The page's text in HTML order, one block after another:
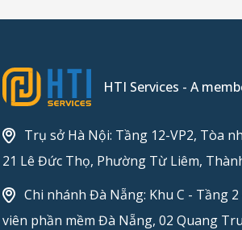
HTI Services - A
Trụ sở Hà Nội: Tầng 12-VP2, Tòa
21 Lê Đức Thọ, Phường Từ Liêm,
Chi nhánh Đà Nẵng: Khu C - Tầng
viên phần mềm Đà Nẵng, 02 Quang